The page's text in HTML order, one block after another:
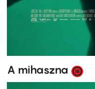
A mihaszna